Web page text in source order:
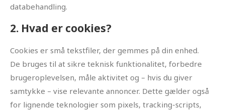
databehandling.
2. Hvad er cookies?
Cookies er små tekstfiler, der gemmes på din enhed.
De bruges til at sikre teknisk funktionalitet, forbedre
brugeroplevelsen, måle aktivitet og – hvis du giver
samtykke – vise relevante annoncer. Dette gælder også
for lignende teknologier som pixels, tracking-scripts,